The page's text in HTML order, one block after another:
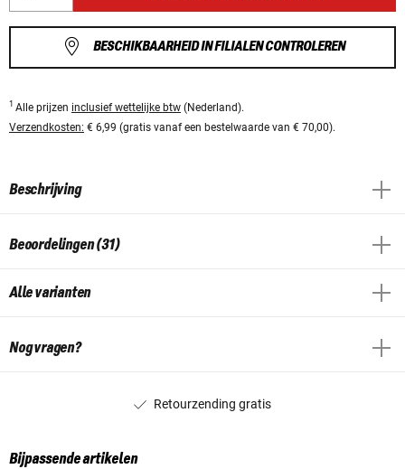
BESCHIKBAARHEID IN FILIALEN CONTROLEREN
1 Alle prijzen inclusief wettelijke btw (Nederland).
Verzendkosten: € 6,99 (gratis vanaf een bestelwaarde van € 70,00).
Beschrijving
Beoordelingen (31)
Alle varianten
Nog vragen?
Retourzending gratis
Bijpassende artikelen